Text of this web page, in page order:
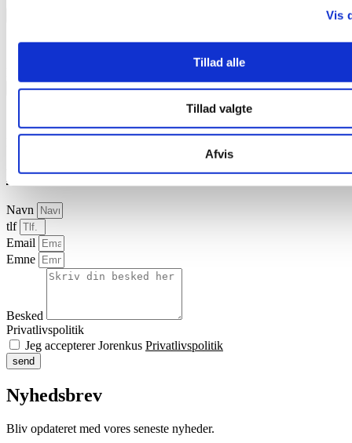
Vis
Tillad alle
Tillad valgte
Afvis
Dansk
Sikkerhedsdatablade
Kontakt os
Navn
tlf
Email
Emne
Besked
Privatlivspolitik
Jeg accepterer Jorenkus Privatlivspolitik
send
Nyhedsbrev
Bliv opdateret med vores seneste nyheder.